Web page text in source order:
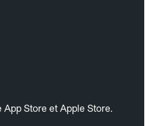
Store et Apple Store.